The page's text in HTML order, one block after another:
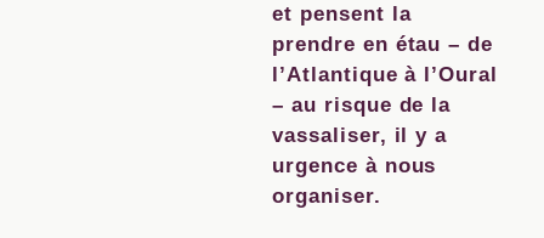
et pensent la
prendre en étau – de
l’Atlantique à l’Oural
– au risque de la
vassaliser, il y a
urgence à nous
organiser.